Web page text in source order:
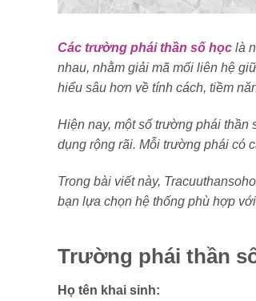
Các trường phái thần số học là
nhau, nhằm giải mã mối liên hệ
hiểu sâu hơn về tính cách, tiềm
Hiện nay, một số trường phái
dụng rộng rãi. Mỗi trường phái có
Trong bài viết này,
bạn lựa chọn hệ thống phù hợp
Trường phái thần
Họ tên khai sinh: